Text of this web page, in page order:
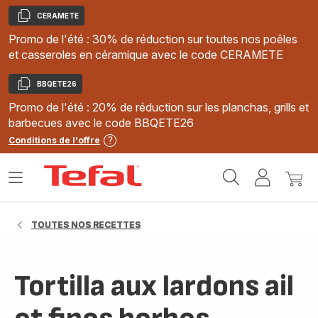
Copier
CERAMETE
Promo de l'été : 30% de réduction sur toutes nos poêles
et casseroles en céramique avec le code CERAMETE
Copier
BBQETE26
Promo de l'été : 20% de réduction sur les planchas, grills et
barbecues avec le code BBQETE26
Conditions de l'offre
MonMon
Ouvrir
TOUTES NOS RECETTES
Tortilla aux lardons ail